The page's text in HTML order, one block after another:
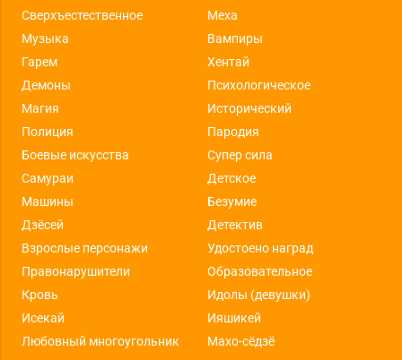
Сверхъестественное
Меха
Музыка
Вампиры
Гарем
Хентай
Демоны
Психологическое
Магия
Исторический
Полиция
Пародия
Боевые искусства
Супер сила
Самураи
Детское
Машины
Безумие
Дзёсей
Детектив
Взрослые персонажи
Удостоено наград
Правонарушители
Образовательное
Кровь
Идолы (девушки)
Исекай
Ияшикей
Любовный многоугольник
Махо-сёдзё